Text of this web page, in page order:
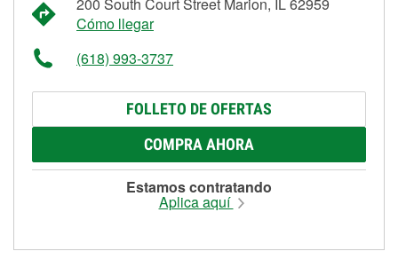
Cómo llegar
(618) 993-3737
FOLLETO DE OFERTAS
COMPRA AHORA
Estamos contratando
Aplica aquí